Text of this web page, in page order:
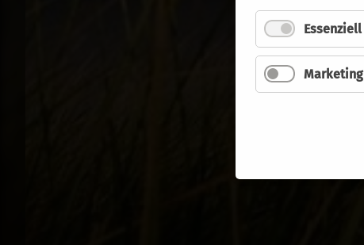
Essenziell
Marketing